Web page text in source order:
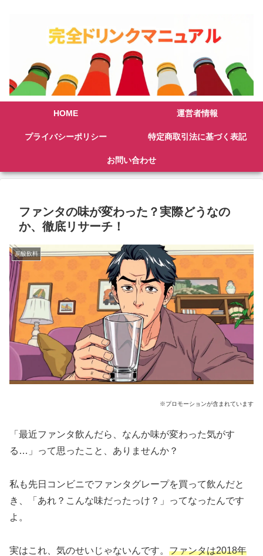
HOME 運営者情報
プライバシーポリシー 特定商取引法に基づく表記
お問い合わせ
ファンタの味が変わった？実際どうなの
か、徹底リサーチ！
炭酸飲料
※プロモーションが含まれています
「最近ファンタ飲んだら、なんか味が変わった気がす
る…」って思ったこと、ありませんか？
私も先日コンビニでファンタグレープを買って飲んだと
き、「あれ？こんな味だったっけ？」ってなったんです
よ。
実はこれ、気のせいじゃないんです。 ファンタは2018年